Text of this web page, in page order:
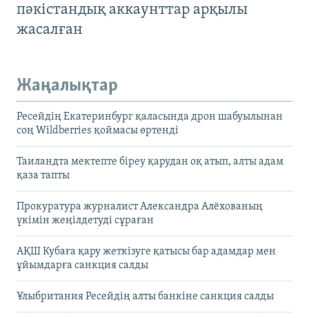
пәкістандық аккаунттар арқылы
жасалған
Жаңалықтар
Ресейдің Екатеринбург қаласында дрон шабуылынан
соң Wildberries қоймасы өртенді
Таиландта мектепте біреу қарудан оқ атып, алты адам
қаза тапты
Прокуратура журналист Александра Алёхованың
үкімін жеңілдетуді сұраған
АҚШ Кубаға қару жеткізуге қатысы бар адамдар мен
ұйымдарға санкция салды
Ұлыбритания Ресейдің алты банкіне санкция салды